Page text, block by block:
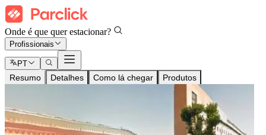
Onde é que quer estacionar?
Profissionais
PT
Resumo Detalhes Como lá chegar Produtos